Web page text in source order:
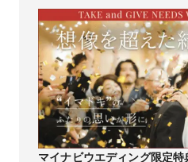
と紡がれる最高の想
うに、心をこめてサ
たちの美意識を高め
します。
「花嫁を美しく、幸
最先端のヨーロッパ
を重ね、花嫁様のニ
ンドレス。
贅沢なビーディング
あった、美しいシル
料理の種類 フランス料理
マイナビウエディング限定